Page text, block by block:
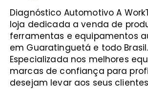
Diagnóstico Automotivo A
loja dedicada a venda de
ferramentas e equipamentos
em Guaratinguetá e todo Brasil.
Especializada nos melhores
marcas de confiança para
desejam levar aos seus